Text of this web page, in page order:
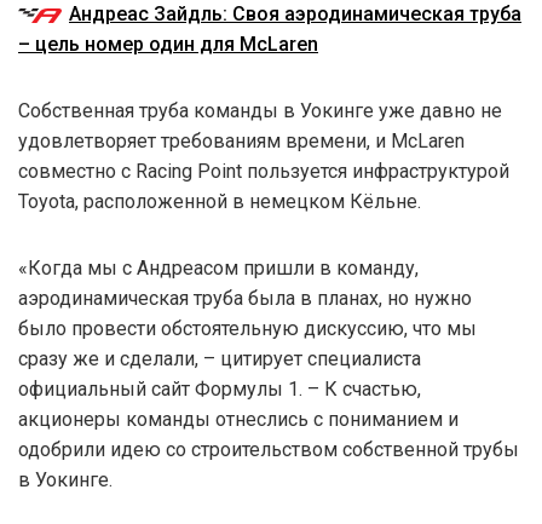
Андреас Зайдль: Своя аэродинамическая труба
– цель номер один для McLaren
Собственная труба команды в Уокинге уже давно не
удовлетворяет требованиям времени, и McLaren
совместно с Racing Point пользуется инфраструктурой
Toyota, расположенной в немецком Кёльне.
«Когда мы с Андреасом пришли в команду,
аэродинамическая труба была в планах, но нужно
было провести обстоятельную дискуссию, что мы
сразу же и сделали, – цитирует специалиста
официальный сайт Формулы 1. – К счастью,
акционеры команды отнеслись с пониманием и
одобрили идею со строительством собственной трубы
в Уокинге.